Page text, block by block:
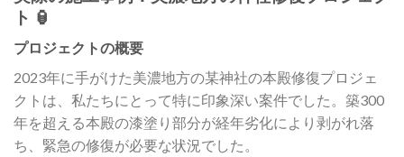
ト 🏮
プロジェクトの概要
2023年に手がけた美濃地方の某神社の本殿修復プロジェ
クトは、私たちにとって特に印象深い案件でした。築300
年を超える本殿の漆塗り部分が経年劣化により剥がれ落
ち、緊急の修復が必要な状況でした。